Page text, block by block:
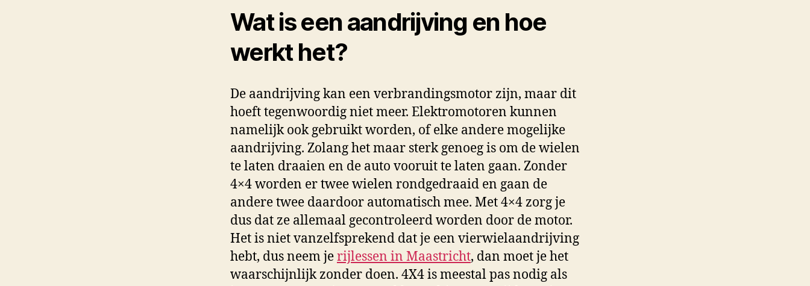
Wat is een aandrijving en hoe
werkt het?
De aandrijving kan een verbrandingsmotor zijn, maar dit
hoeft tegenwoordig niet meer. Elektromotoren kunnen
namelijk ook gebruikt worden, of elke andere mogelijke
aandrijving. Zolang het maar sterk genoeg is om de wielen
te laten draaien en de auto vooruit te laten gaan. Zonder
4×4 worden er twee wielen rondgedraaid en gaan de
andere twee daardoor automatisch mee. Met 4×4 zorg je
dus dat ze allemaal gecontroleerd worden door de motor.
Het is niet vanzelfsprekend dat je een vierwielaandrijving
hebt, dus neem jerijlessen in Maastricht, dan moet je het
waarschijnlijk zonder doen. 4X4 is meestal pas nodig als